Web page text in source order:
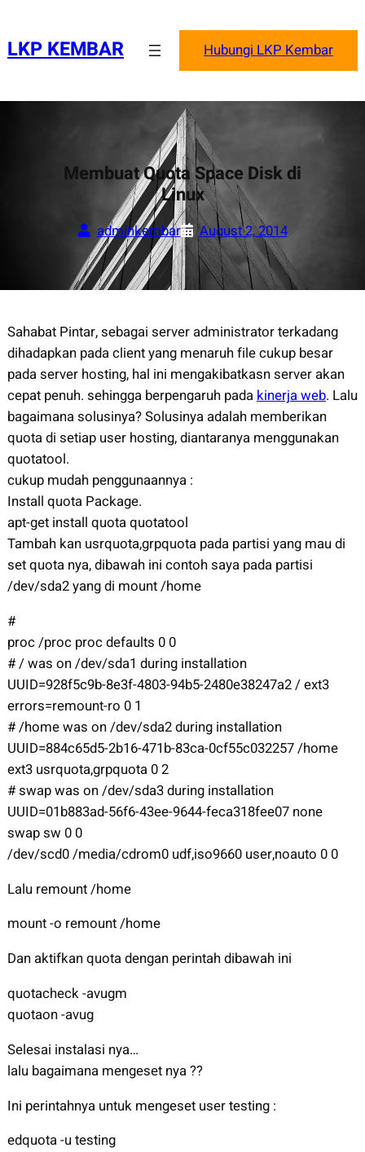
content
LKP KEMBAR Hubungi LKP Kembar
Membuat Quota Space Disk di
Linux
adminkembar August 2, 2014
Sahabat Pintar, sebagai server administrator terkadang
dihadapkan pada client yang menaruh file cukup besar
pada server hosting, hal ini mengakibatkasn server akan
cepat penuh. sehingga berpengaruh pada kinerja web. Lalu
bagaimana solusinya? Solusinya adalah memberikan
quota di setiap user hosting, diantaranya menggunakan
quotatool.
cukup mudah penggunaannya :
Install quota Package.
apt-get install quota quotatool
Tambah kan usrquota,grpquota pada partisi yang mau di
set quota nya, dibawah ini contoh saya pada partisi
/dev/sda2 yang di mount /home
#
proc /proc proc defaults 0 0
# / was on /dev/sda1 during installation
UUID=928f5c9b-8e3f-4803-94b5-2480e38247a2 / ext3
errors=remount-ro 0 1
# /home was on /dev/sda2 during installation
UUID=884c65d5-2b16-471b-83ca-0cf55c032257 /home
ext3 usrquota,grpquota 0 2
# swap was on /dev/sda3 during installation
UUID=01b883ad-56f6-43ee-9644-feca318fee07 none
swap sw 0 0
/dev/scd0 /media/cdrom0 udf,iso9660 user,noauto 0 0
Lalu remount /home
mount -o remount /home
Dan aktifkan quota dengan perintah dibawah ini
quotacheck -avugm
quotaon -avug
Selesai instalasi nya…
lalu bagaimana mengeset nya ??
Ini perintahnya untuk mengeset user testing :
edquota -u testing